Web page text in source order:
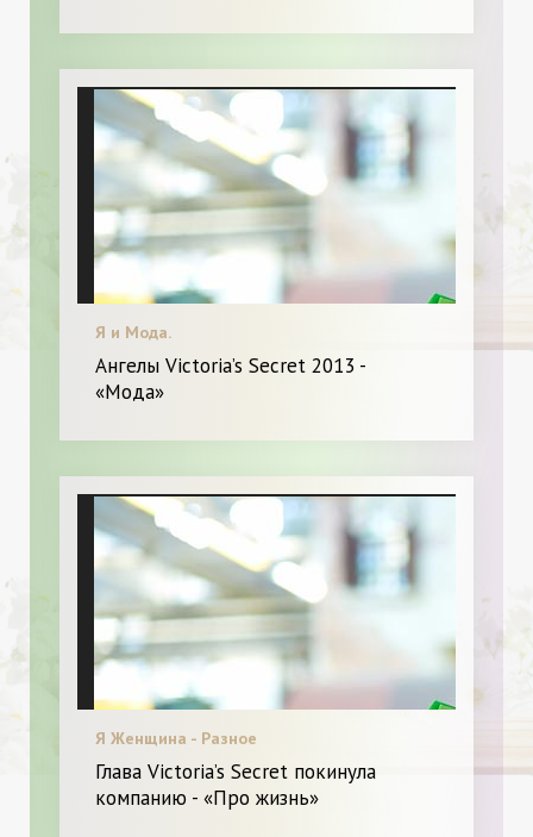
Я и Мода.
Ангелы Victoria’s Secret 2013 -
«Мода»
Я Женщина - Разное
Глава Victoria’s Secret покинула
компанию - «Про жизнь»